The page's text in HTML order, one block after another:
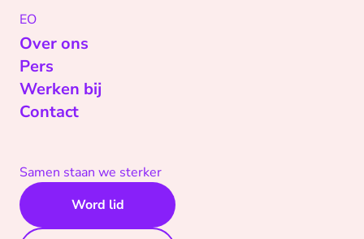
EO
Over ons
Pers
Werken bij
Contact
Samen staan we sterker
Word lid